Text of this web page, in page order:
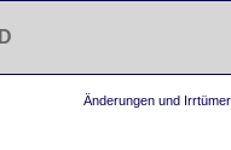
Änderungen und